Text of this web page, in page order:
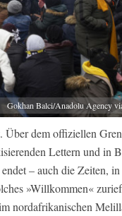
Gokhan Balci/Anadolu Agency
Über dem offiziellen
Lettern und in
– auch die Zeiten, in
»Willkommen«
nordafrikanischen